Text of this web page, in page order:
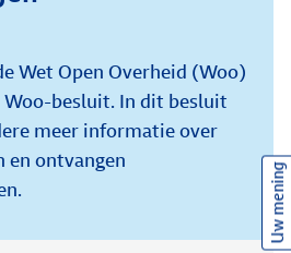
Wet Open Overheid (Woo)
besluit. In dit besluit
meer informatie over
en ontvangen
Uw mening